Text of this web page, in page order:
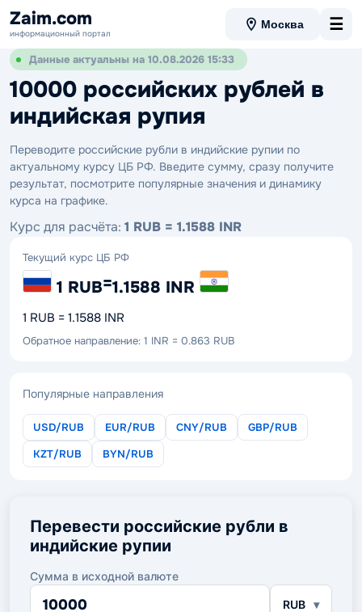
Zaim.com
информационный портал
Москва ☰
Данные актуальны на 10.08.2026 15:33
10000 российских рублей в
индийская рупия
Переводите российские рубли в индийские рупии по
актуальному курсу ЦБ РФ. Введите сумму, сразу получите
результат, посмотрите популярные значения и динамику
курса на графике.
Курс для расчёта: 1 RUB = 1.1588 INR
Текущий курс ЦБ РФ
1 RUB=1.1588 INR
1 RUB = 1.1588 INR
Обратное направление: 1 INR = 0.863 RUB
Популярные направления
USD/RUB EUR/RUB CNY/RUB
GBP/RUB
KZT/RUB
BYN/RUB
Перевести российские рубли в
индийские рупии
Сумма в исходной валюте
Сумма
RUB